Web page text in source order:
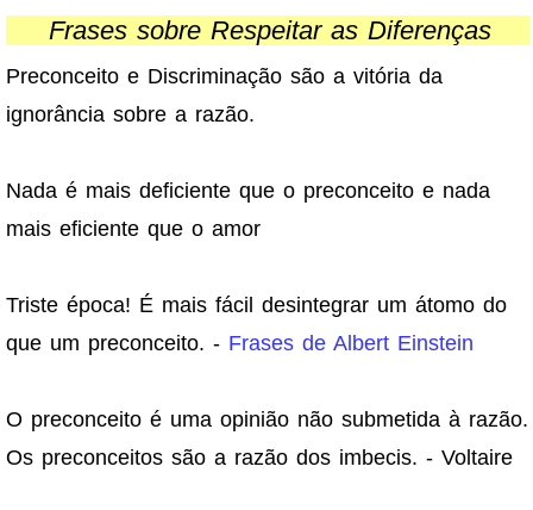
Frases sobre Respeitar as Diferenças
Preconceito e Discriminação são a vitória da
ignorância sobre a razão.
Nada é mais deficiente que o preconceito e nada
mais eficiente que o amor
Triste época! É mais fácil desintegrar um átomo do
que um preconceito. - Frases de Albert Einstein
O preconceito é uma opinião não submetida à razão.
Os preconceitos são a razão dos imbecis. - Voltaire